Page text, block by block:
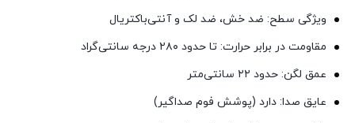
ویژگی سطح: ضد خش، ضد لک و آنتی‌باکتریال
مقاومت در برابر حرارت: تا حدود ۲۸۰ درجه سانتی‌گراد
عمق لگن: حدود ۲۲ سانتی‌متر
عایق صدا: دارد (پوشش فوم صداگیر)